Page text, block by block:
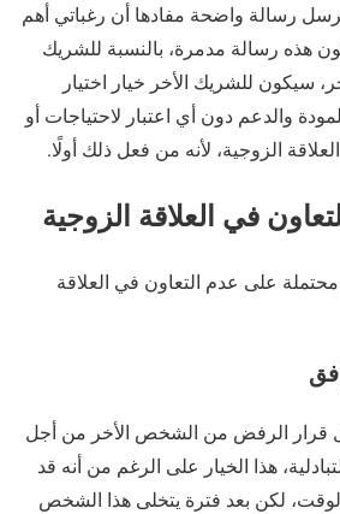
رسالة واضحة مفادها أن رغباتي أهم
هذه رسالة مدمرة، بالنسبة للشريك
للشريك الأخر خيار اختيار
والدعم دون أي اعتبار لاحتياجات أو
الزوجية، لأنه من فعل ذلك أولًا.
في العلاقة الزوجية
على عدم التعاون في العلاقة
قرار الرفض من الشخص الأخر من أجل
هذا الخيار على الرغم من أنه قد
لكن بعد فترة يتخلى هذا الشخص